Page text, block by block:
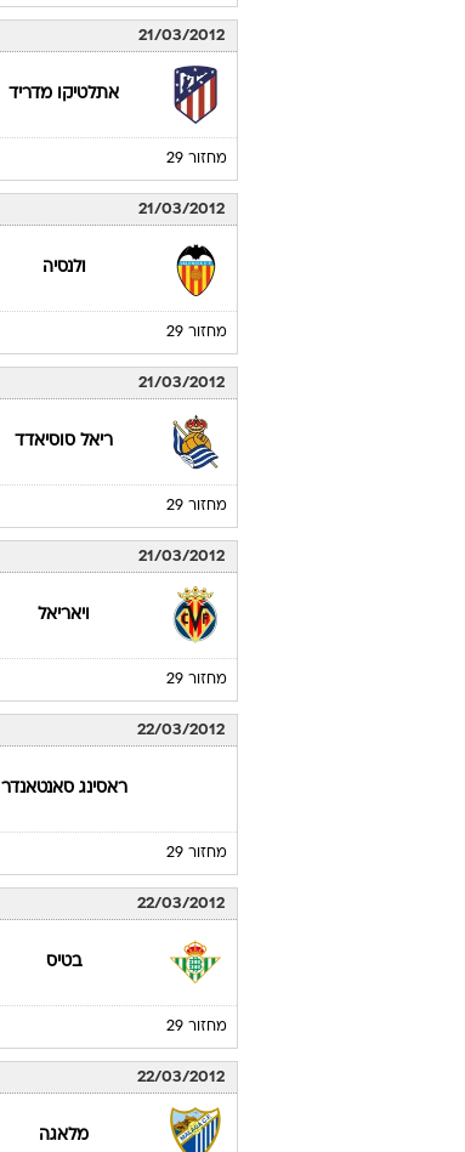
21/03/2012
אתלטיקו מדריד
מחזור 29
21/03/2012
ולנסיה
מחזור 29
21/03/2012
ריאל סוסיאדד
מחזור 29
21/03/2012
ויאריאל
מחזור 29
22/03/2012
ראסינג סאנטאנדר
מחזור 29
22/03/2012
בטיס
מחזור 29
22/03/2012
מלאגה